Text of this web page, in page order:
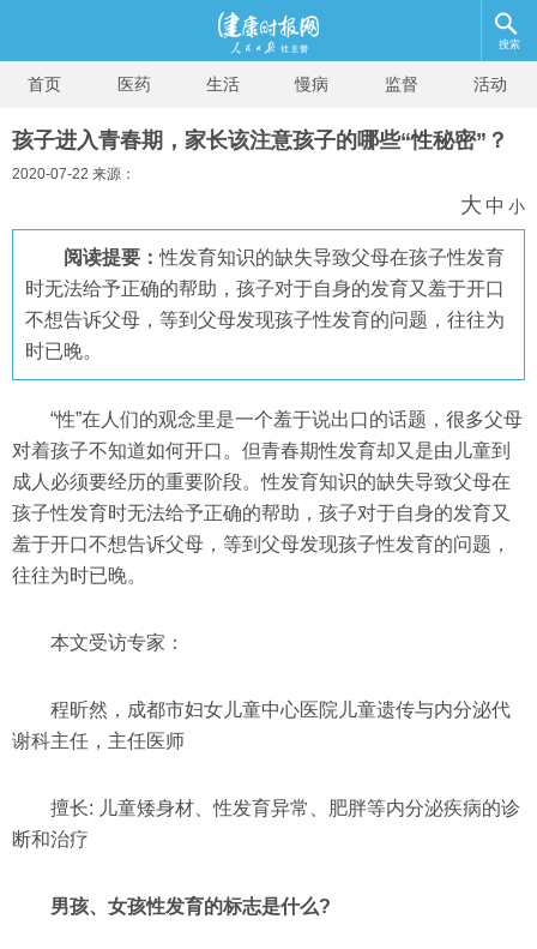
搜索
首页 医药 生活 慢病 监督 活动
孩子进入青春期，家长该注意孩子的哪些“性秘密”？
2020-07-22 来源：
大 中 小
阅读提要：性发育知识的缺失导致父母在孩子性发育
时无法给予正确的帮助，孩子对于自身的发育又羞于开口
不想告诉父母，等到父母发现孩子性发育的问题，往往为
时已晚。
“性”在人们的观念里是一个羞于说出口的话题，很多父母
对着孩子不知道如何开口。但青春期性发育却又是由儿童到
成人必须要经历的重要阶段。性发育知识的缺失导致父母在
孩子性发育时无法给予正确的帮助，孩子对于自身的发育又
羞于开口不想告诉父母，等到父母发现孩子性发育的问题，
往往为时已晚。
本文受访专家：
程昕然，成都市妇女儿童中心医院儿童遗传与内分泌代
谢科主任，主任医师
擅长: 儿童矮身材、性发育异常、肥胖等内分泌疾病的诊
断和治疗
男孩、女孩性发育的标志是什么?